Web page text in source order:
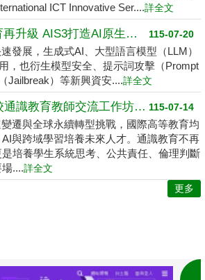
ICT Innovative Ser....詳全文
115-07-20
AI時代資安人才培育再升級 AIS3打造AI原生資安學習環境
發展，生成式AI、大型語言模型（LLM）
，也衍生模型安全、提示詞攻擊（Prompt
Jailbreak）等新興資安....詳全文
115-07-14
教育部首辦大專院校通識教育教師交流工作坊 邁向2050共創未來永續大學
遷與全球永續轉型挑戰，國際高等教育均
與跨域學習培養未來人才。通識教育不再
培養學生系統思考、公共責任、倫理判斷
....詳全文
更多